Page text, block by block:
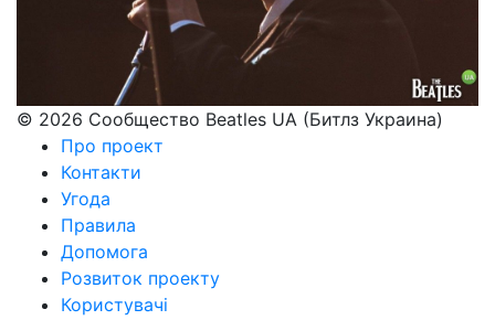
© 2026 Сообщество Beatles UA (Битлз Украина)
Про проект
Контакти
Угода
Правила
Допомога
Розвиток проекту
Користувачі